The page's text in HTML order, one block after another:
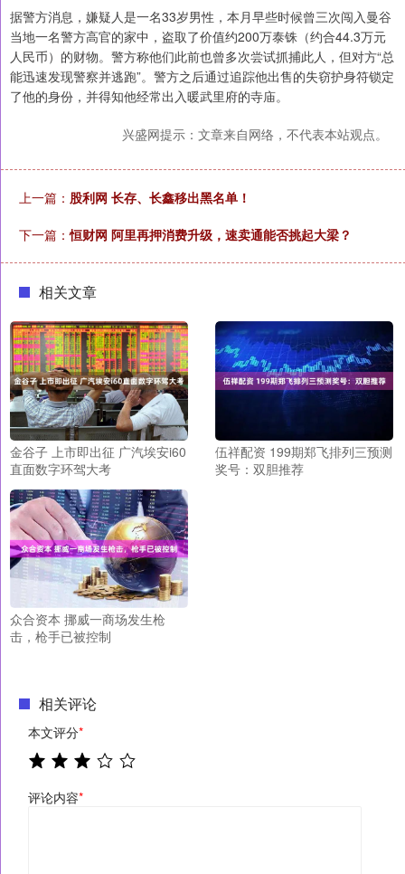
据警方消息，嫌疑人是一名33岁男性，本月早些时候曾三次闯入曼谷
当地一名警方高官的家中，盗取了价值约200万泰铢（约合44.3万元
人民币）的财物。警方称他们此前也曾多次尝试抓捕此人，但对方“总
能迅速发现警察并逃跑”。警方之后通过追踪他出售的失窃护身符锁定
了他的身份，并得知他经常出入暖武里府的寺庙。
兴盛网提示：文章来自网络，不代表本站观点。
上一篇： 股利网 长存、长鑫移出黑名单！
下一篇：恒财网 阿里再押消费升级，速卖通能否挑起大梁？
相关文章
金谷子 上市即出征 广汽埃安i60
直面数字环驾大考
伍祥配资 199期郑飞排列三预测
奖号：双胆推荐
众合资本 挪威一商场发生枪
击，枪手已被控制
相关评论
本文评分*
评论内容*